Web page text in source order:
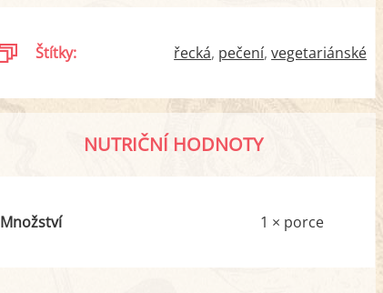
Štítky: řecká pečení vegetariánské
NUTRIČNÍ HODNOTY
Množství 1 × porce